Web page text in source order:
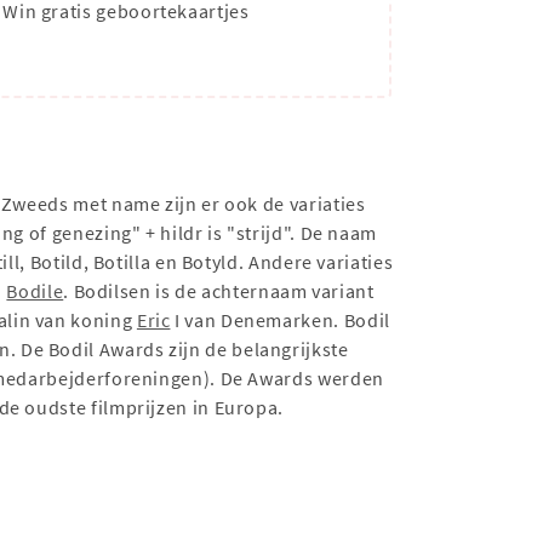
gratis geboortekaartjes
met name zijn er ook de variaties
of genezing" + hildr is "strijd". De naam
Botild, Botilla en Botyld. Andere variaties
Bodile. Bodilsen is de achternaam variant
van koning Eric I van Denemarken. Bodil
De Bodil Awards zijn de belangrijkste
De Awards werden
oudste filmprijzen in Europa.